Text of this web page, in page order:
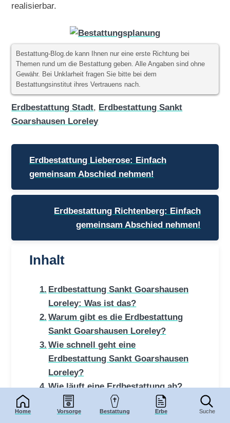
Home Vorsorge Bestattung Erbe Suche
realisierbar.
Bestattung-Blog.de kann Ihnen nur eine erste Richtung bei
Themen rund um die Bestattung geben. Alle Angaben sind ohne
Gewähr. Bei Unklarheit fragen Sie bitte bei dem
Bestattungsinstitut ihres Vertrauens nach.
Erdbestattung Stadt, Erdbestattung Sankt
Goarshausen Loreley
Beitragsnavigation
Erdbestattung Lieberose: Einfach
gemeinsam Abschied nehmen!
Erdbestattung Richtenberg: Einfach
gemeinsam Abschied nehmen!
Inhalt
Erdbestattung Sankt Goarshausen
Loreley: Was ist das?
Warum gibt es die Erdbestattung
Sankt Goarshausen Loreley?
Wie schnell geht eine
Erdbestattung Sankt Goarshausen
Loreley?
Wie läuft eine Erdbestattung ab?
Was kostet eine Erdbestattung?
(2022)